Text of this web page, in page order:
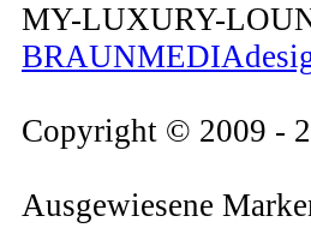
MY-LUXURY-
Copyright © 2009 -
Ausgewiesene